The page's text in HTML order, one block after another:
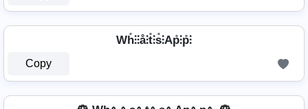
Wh̊⫶⫶å⫶t̊⫶s̊⫶Ap̊⫶p̊⫶
Copy